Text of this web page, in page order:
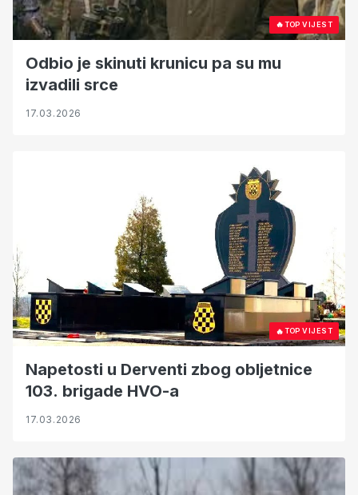
🔥TOP VIJEST
Odbio je skinuti krunicu pa su mu
izvadili srce
17.03.2026
🔥TOP VIJEST
Napetosti u Derventi zbog obljetnice
103. brigade HVO-a
17.03.2026